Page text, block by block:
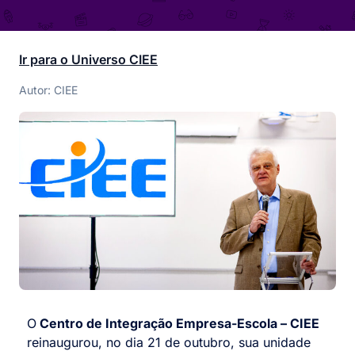
Ir para o Universo CIEE
Autor: CIEE
O Centro de Integração Empresa-Escola – CIEE
reinaugurou, no dia 21 de outubro, sua unidade